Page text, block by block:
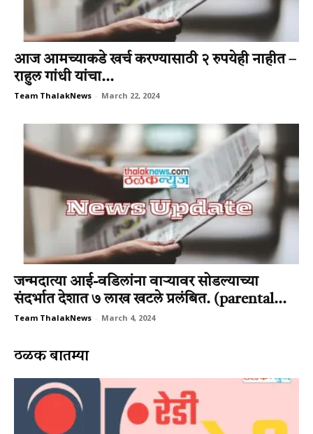
आज आमच्याकडे खर्च करण्यासाठी २ रुपयेही नाहीत –
राहुल गांधी यांचा...
Team ThalakNews - March 22, 2024
जन्मदात्या आई-वडिलांना वार्‍यावर सोडल्याच्या
संदर्भात देशात ७ लाख खटले प्रलंबित. (parental...
Team ThalakNews - March 4, 2024
ठळक बातम्या